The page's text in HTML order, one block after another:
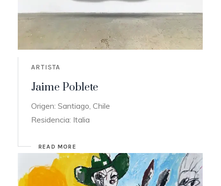
ARTISTA
Jaime Poblete
Origen: Santiago, Chile
Residencia: Italia
READ MORE